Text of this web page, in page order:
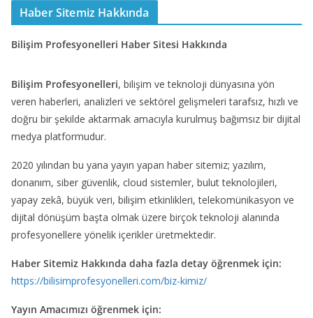
Haber Sitemiz Hakkında
Bilişim Profesyonelleri Haber Sitesi Hakkında
Bilişim Profesyonelleri, bilişim ve teknoloji dünyasına yön
veren haberleri, analizleri ve sektörel gelişmeleri tarafsız, hızlı ve
doğru bir şekilde aktarmak amacıyla kurulmuş bağımsız bir dijital
medya platformudur.
2020 yılından bu yana yayın yapan haber sitemiz; yazılım,
donanım, siber güvenlik, cloud sistemler, bulut teknolojileri,
yapay zekâ, büyük veri, bilişim etkinlikleri, telekomünikasyon ve
dijital dönüşüm başta olmak üzere birçok teknoloji alanında
profesyonellere yönelik içerikler üretmektedir.
Haber Sitemiz Hakkında daha fazla detay öğrenmek için:
https://bilisimprofesyonelleri.com/biz-kimiz/
Yayın Amacımızı öğrenmek için: